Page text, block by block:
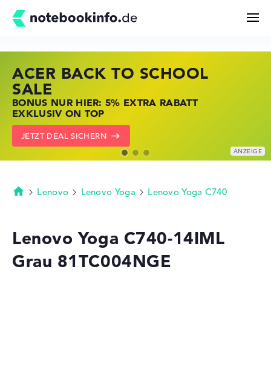
Kaufberatung
Technik & Wissen
Deals
Merkzettel
ACER BACK TO SCHOOL
SALE
BONUS NUR HIER: 5% EXTRA RABATT
EXKLUSIV ON TOP
JETZT DEAL SICHERN
HP STORE SSV DEALS
JETZT ZUGREIFEN: NOTEBOOKS BEI HP
KRÄFTIG REDUZIERT
ZU DEN HP ANGEBOTEN
LENOVO LAPTOP DEALS
NOTEBOOKS BEI LENOVO JETZT
KRÄFTIG REDUZIERT
LENOVO DEALS ZEIGEN
Startseite
Lenovo Lenovo Yoga Lenovo Yoga C740
Lenovo Yoga C740-14IML
Grau 81TC004NGE